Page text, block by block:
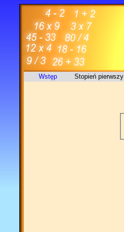
Wstęp Stopień pierwszy